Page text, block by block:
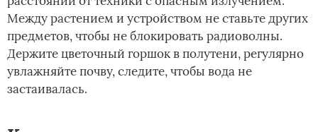
Между растением и устройством не ставьте других
предметов, чтобы не блокировать радиоволны.
Держите цветочный горшок в полутени, регулярно
увлажняйте почву, следите, чтобы вода не
застаивалась.